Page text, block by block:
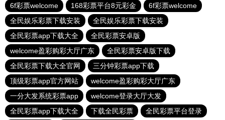
6f彩票welcome
168彩票平台8元彩金
6f彩票welcome
全民娱乐彩票下载安装
全民娱乐彩票下载安装
全民彩票app下载大全
全民彩票安卓版
welcome盈彩购彩大厅广东
全民彩票安卓版下载
全民彩票下载大全官网
三分钟彩票app下载
顶级彩票app官方网站
welcome盈彩购彩大厅广东
一分大发系统彩票app
welcome登录大厅大发
全民彩票app下载大全
下载全民彩票
全民彩票平台登录